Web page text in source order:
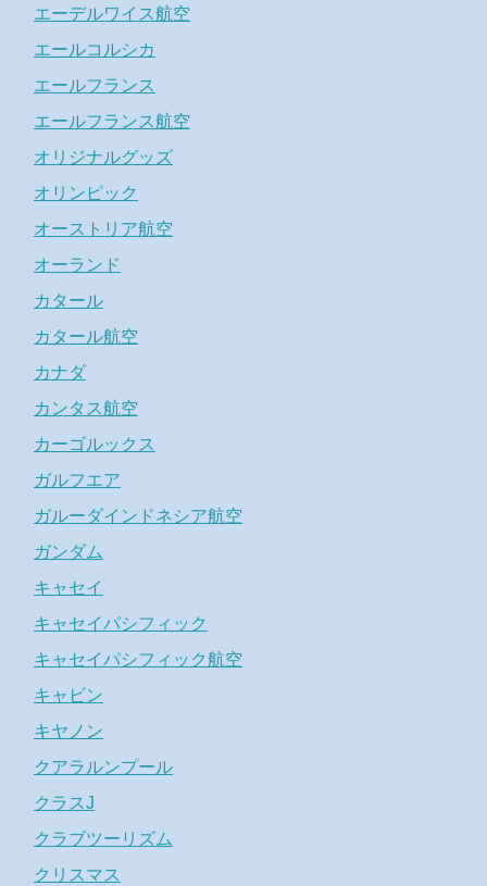
エーデルワイス航空
エールコルシカ
エールフランス
エールフランス航空
オリジナルグッズ
オリンピック
オーストリア航空
オーランド
カタール
カタール航空
カナダ
カンタス航空
カーゴルックス
ガルフエア
ガルーダインドネシア航空
ガンダム
キャセイ
キャセイパシフィック
キャセイパシフィック航空
キャビン
キヤノン
クアラルンプール
クラスJ
クラブツーリズム
クリスマス